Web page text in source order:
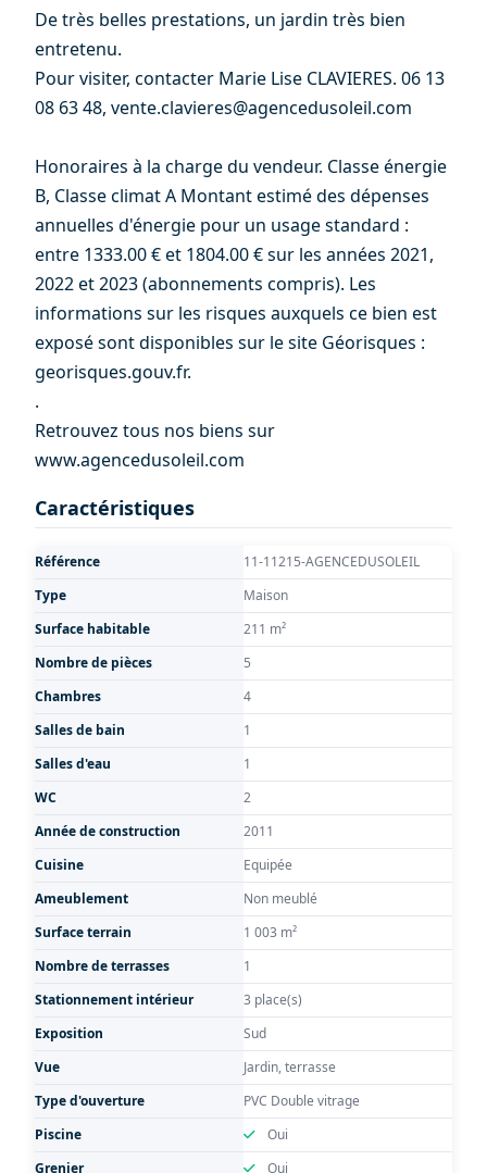
De très belles prestations, un jardin très bien
entretenu.
Pour visiter, contacter Marie Lise CLAVIERES. 06 13
08 63 48, vente.clavieres@agencedusoleil.com
Honoraires à la charge du vendeur. Classe énergie
B, Classe climat A Montant estimé des dépenses
annuelles d'énergie pour un usage standard :
entre 1333.00 € et 1804.00 € sur les années 2021,
2022 et 2023 (abonnements compris). Les
informations sur les risques auxquels ce bien est
exposé sont disponibles sur le site Géorisques :
georisques.gouv.fr.
.
Retrouvez tous nos biens sur
www.agencedusoleil.com
Caractéristiques
Référence
11-11215-AGENCEDUSOLEIL
Type
Maison
Surface habitable
211 m²
Nombre de pièces
5
Chambres
4
Salles de bain
1
Salles d'eau
1
WC
2
Année de construction
2011
Cuisine
Equipée
Ameublement
Non meublé
Surface terrain
1 003 m²
Nombre de terrasses
1
Stationnement intérieur
3 place(s)
Exposition
Sud
Vue
Jardin, terrasse
Type d'ouverture
PVC Double vitrage
Piscine
Oui
Grenier
Oui